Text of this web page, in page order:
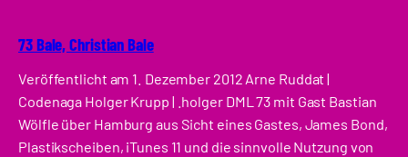
73 Bale, Christian Bale
Veröffentlicht am 1. Dezember 2012 Arne Ruddat |
Codenaga Holger Krupp | .holger DML 73 mit Gast Bastian
Wölfle über Hamburg aus Sicht eines Gastes, James Bond,
Plastikscheiben, iTunes 11 und die sinnvolle Nutzung von